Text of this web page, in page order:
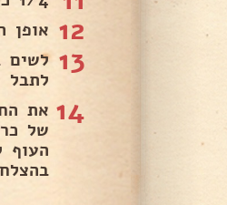
12 אופן
13
לתבל
14